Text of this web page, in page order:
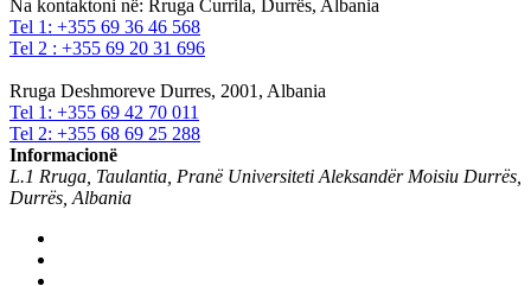
Na kontaktoni në: Rruga Currila, Durrës, Albania
Tel 1: +355 69 36 46 568
Tel 2 : +355 69 20 31 696
Rruga Deshmoreve Durres, 2001, Albania
Tel 1: +355 69 42 70 011
Tel 2: +355 68 69 25 288
Informacionë
L.1 Rruga, Taulantia, Pranë Universiteti Aleksandër Moisiu Durrës,
Durrës, Albania